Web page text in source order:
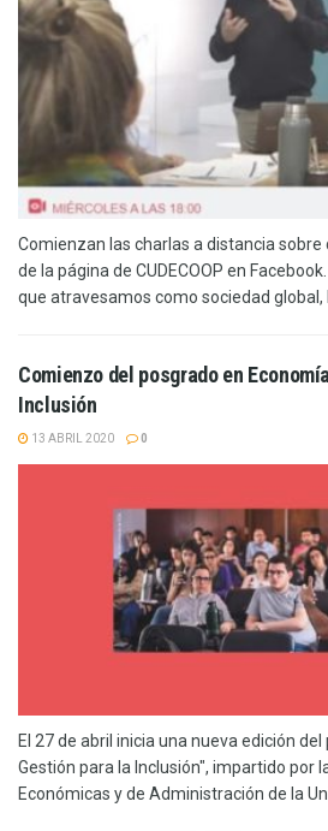
Comienzan las charlas a distancia
de la página de CUDECOOP en
que atravesamos como sociedad global,
Comienzo del posgrado en
Inclusión
13 ABRIL 2020 0
El 27 de abril inicia una nueva edición
Gestión para la Inclusión", impartido por
Económicas y de Administración de la